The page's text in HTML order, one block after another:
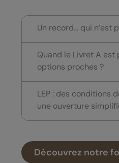
Un record… qui n’est
Quand le Livret A est
options proches ?
LEP : des conditions
une ouverture
Découvrez notre